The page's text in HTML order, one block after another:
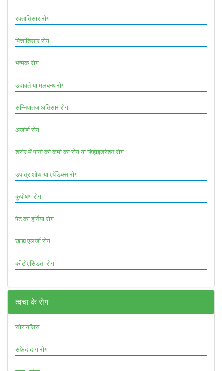
रक्तातिसार रोग
पित्तातिसार रोग
भष्मक रोग
उदावर्त या मलबन्ध रोग
सन्निपातज अतिसार रोग
अजीर्ण रोग
शरीर में पानी की कमी का रोग या डिहाइड्रेशन रोग
उपांत्र शोथ या एपेंडिक्स रोग
कुपोषण रोग
पेट का हर्निया रोग
खाद्य एलर्जी रोग
कीटोएसिडता रोग
त्वचा के रोग
सोरायसिस
सफ़ेद दाग रोग